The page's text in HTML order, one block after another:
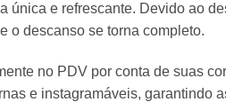
única e refrescante. Devido ao
o descanso se torna completo.
no PDV por conta de suas
e instagramáveis, garantindo